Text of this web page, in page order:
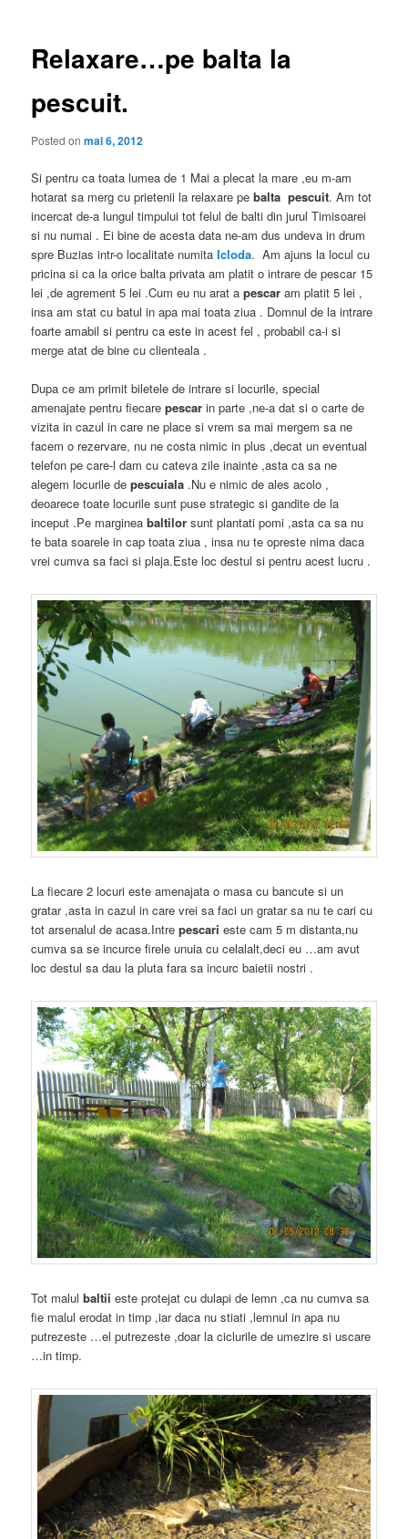
Relaxare…pe balta la
pescuit.
Posted onmai 6, 2012
Si pentru ca toata lumea de 1 Mai a plecat la mare ,eu m-am
hotarat sa merg cu prietenii la relaxare pe balta pescuit. Am tot
incercat de-a lungul timpului tot felul de balti din jurul Timisoarei
si nu numai . Ei bine de acesta data ne-am dus undeva in drum
spre Buzias intr-o localitate numita Icloda. Am ajuns la locul cu
pricina si ca la orice balta privata am platit o intrare de pescar 15
lei ,de agrement 5 lei .Cum eu nu arat apescar am platit 5 lei ,
insa am stat cu batul in apa mai toata ziua . Domnul de la intrare
foarte amabil si pentru ca este in acest fel , probabil ca-i si
merge atat de bine cu clienteala .
Dupa ce am primit biletele de intrare si locurile, special
amenajate pentru fiecare pescar in parte ,ne-a dat si o carte de
vizita in cazul in care ne place si vrem sa mai mergem sa ne
facem o rezervare, nu ne costa nimic in plus ,decat un eventual
telefon pe care-l dam cu cateva zile inainte ,asta ca sa ne
alegem locurile depescuiala .Nu e nimic de ales acolo ,
deoarece toate locurile sunt puse strategic si gandite de la
inceput .Pe margineabaltilor sunt plantati pomi ,asta ca sa nu
te bata soarele in cap toata ziua , insa nu te opreste nima daca
vrei cumva sa faci si plaja.Este loc destul si pentru acest lucru .
La fiecare 2 locuri este amenajata o masa cu bancute si un
gratar ,asta in cazul in care vrei sa faci un gratar sa nu te cari cu
tot arsenalul de acasa.Intrepescari este cam 5 m distanta,nu
cumva sa se incurce firele unuia cu celalalt,deci eu …am avut
loc destul sa dau la pluta fara sa incurc baietii nostri .
Tot malulbaltii este protejat cu dulapi de lemn ,ca nu cumva sa
fie malul erodat in timp ,iar daca nu stiati ,lemnul in apa nu
putrezeste …el putrezeste ,doar la ciclurile de umezire si uscare
…in timp.